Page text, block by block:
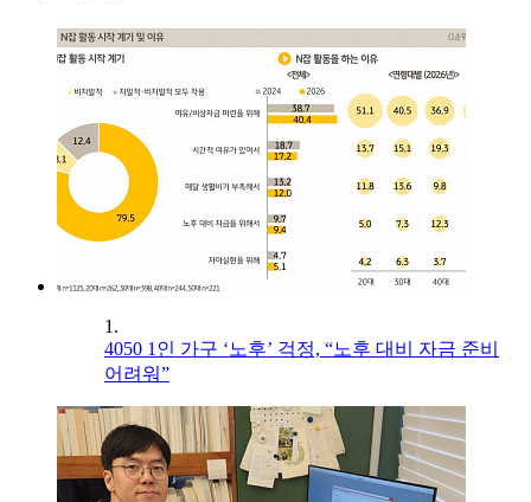
1.
4050 1인 가구 ‘노후’ 걱정, “노후 대비 자금 준비
어려워”